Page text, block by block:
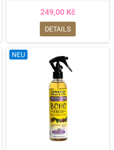
249,00 Kč
DETAILS
NEU